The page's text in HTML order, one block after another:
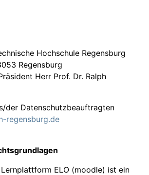
Hochschule Regensburg
Regensburg
Herr Prof. Dr. Ralph
der Datenschutzbeauftragten
regensburg.de
ELO (moodle) ist ein